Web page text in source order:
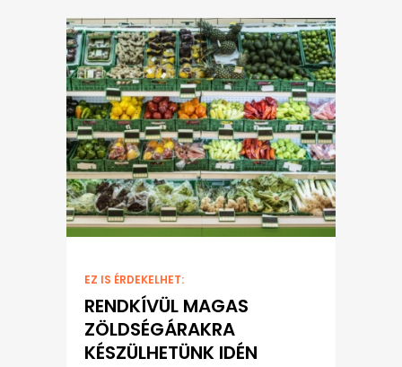
EZ IS ÉRDEKELHET:
RENDKÍVÜL MAGAS
ZÖLDSÉGÁRAKRA
KÉSZÜLHETÜNK IDÉN